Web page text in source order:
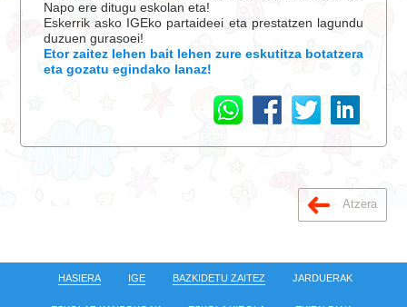
Napo ere ditugu eskolan eta!
Eskerrik asko IGEko partaideei eta prestatzen lagundu
duzuen gurasoei!
Etor zaitez lehen bait lehen zure eskutitza botatzera
eta gozatu egindako lanaz!
Atzera
HASIERA IGE BAZKIDETU ZAITEZ JARDUERAK